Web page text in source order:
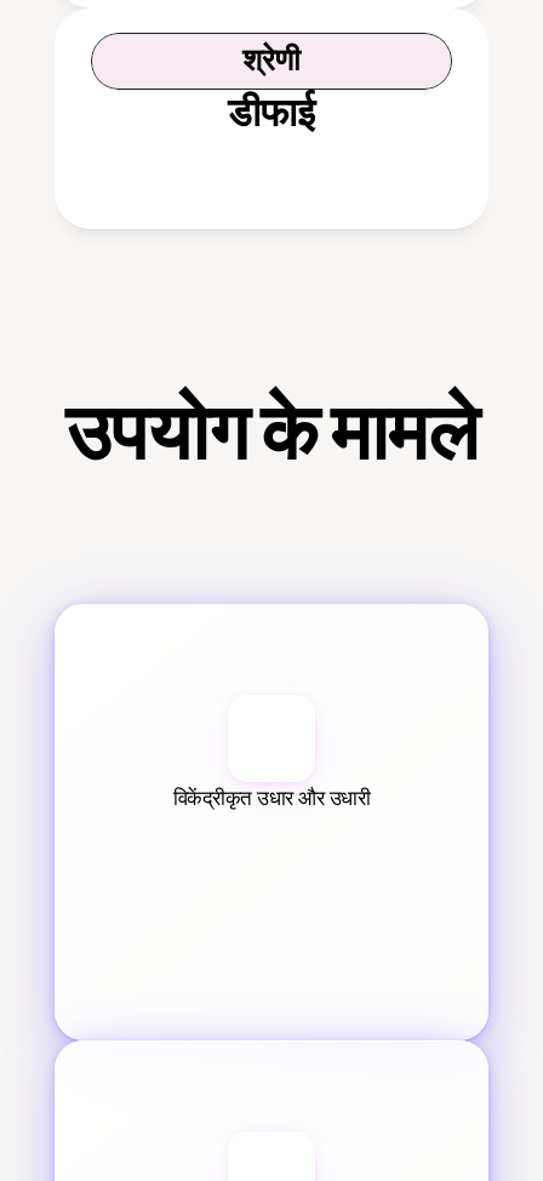
श्रेणी
डीफाई
उपयोग के मामले
विकेंद्रीकृत उधार और उधारी